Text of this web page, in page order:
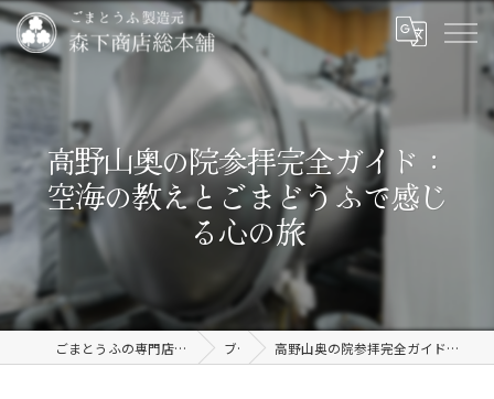
高野山奥の院参拝完全ガイド：
空海の教えとごまどうふで感じ
る心の旅
ごまとうふの専門店なら有限会社森下商店総本舗 ブログ 高野山奥の院参拝完全ガイド：空海の教えとごまどうふで感じる心の旅